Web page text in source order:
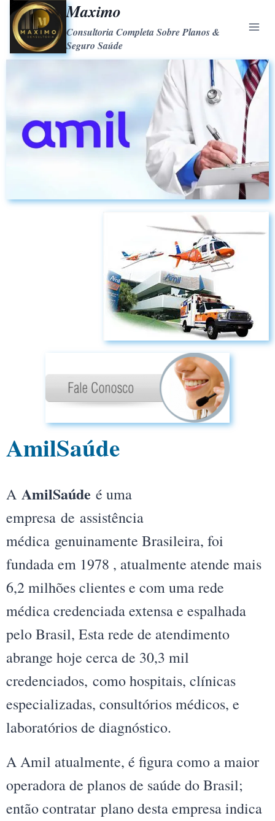
Maximo
Consultoria Completa Sobre Planos &
Seguro Saúde
AmilSaúde
A AmilSaúde é uma
empresa de assistência
médica genuinamente Brasileira, foi
fundada em 1978 , atualmente atende mais
6,2 milhões clientes e com uma rede
médica credenciada extensa e espalhada
pelo Brasil, Esta rede de atendimento
abrange hoje cerca de 30,3 mil
credenciados, como hospitais, clínicas
especializadas, consultórios médicos, e
laboratórios de diagnóstico.
A Amil atualmente, é figura como a maior
operadora de planos de saúde do Brasil;
então contratar plano desta empresa indica